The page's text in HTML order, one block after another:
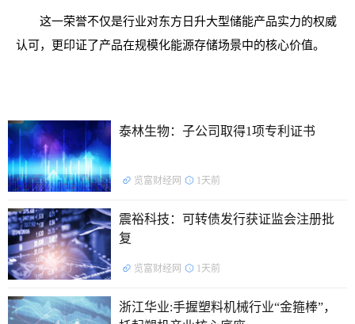
这一荣誉不仅是行业对东方日升大型储能产品实力的权威
认可，更印证了产品在规模化能源存储场景中的核心价值。
泰林生物：子公司取得1项专利证书
览富财经网 1天前
震裕科技：可转债发行获证监会注册批
复
览富财经网 1天前
浙江华业:手握塑料机械行业“金箍棒”，